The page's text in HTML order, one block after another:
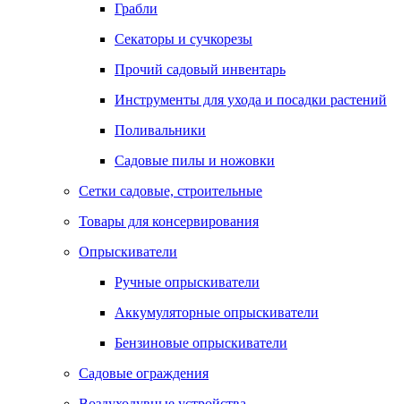
Грабли
Секаторы и сучкорезы
Прочий садовый инвентарь
Инструменты для ухода и посадки растений
Поливальники
Садовые пилы и ножовки
Сетки садовые, строительные
Товары для консервирования
Опрыскиватели
Ручные опрыскиватели
Аккумуляторные опрыскиватели
Бензиновые опрыскиватели
Садовые ограждения